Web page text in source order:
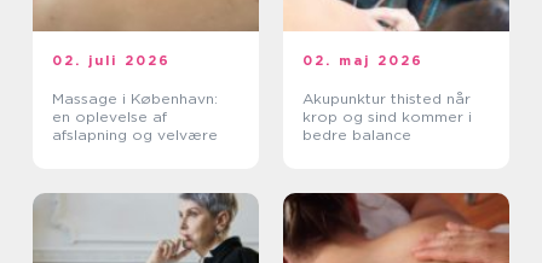
02. juli 2026
Massage i København:
en oplevelse af
afslapning og velvære
02. maj 2026
Akupunktur thisted når
krop og sind kommer i
bedre balance